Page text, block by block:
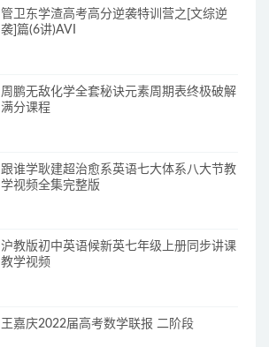
管卫东学渣高考高分逆袭特训营之[文综逆
袭]篇(6讲)AVI
周鹏无敌化学全套秘诀元素周期表终极破解
满分课程
跟谁学耿建超治愈系英语七大体系八大节教
学视频全集完整版
沪教版初中英语候新英七年级上册同步讲课
教学视频
王嘉庆2022届高考数学联报 二阶段